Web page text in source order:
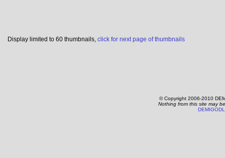
Display limited to 60 thumbnails, click for next page of thumbnails
© Copyright 2006-2010
Nothing from this site may